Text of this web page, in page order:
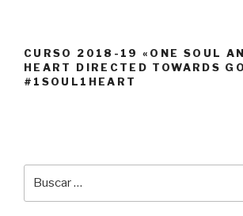
CURSO 2018-19 «ONE SOUL
HEART DIRECTED TOWARDS
#1SOUL1HEART